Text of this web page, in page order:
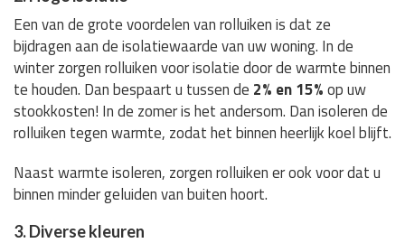
Een van de grote voordelen van rolluiken is dat ze
bijdragen aan de isolatiewaarde van uw woning. In de
winter zorgen rolluiken voor isolatie door de warmte binnen
te houden. Dan bespaart u tussen de 2% en 15%op uw
stookkosten! In de zomer is het andersom. Dan isoleren de
rolluiken tegen warmte, zodat het binnen heerlijk koel blijft.
Naast warmte isoleren, zorgen rolluiken er ook voor dat u
binnen minder geluiden van buiten hoort.
3. Diverse kleuren